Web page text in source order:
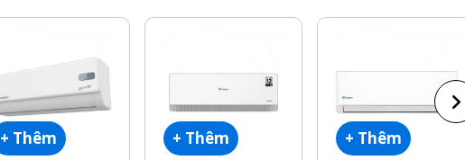
+ Thêm + Thêm + Thêm